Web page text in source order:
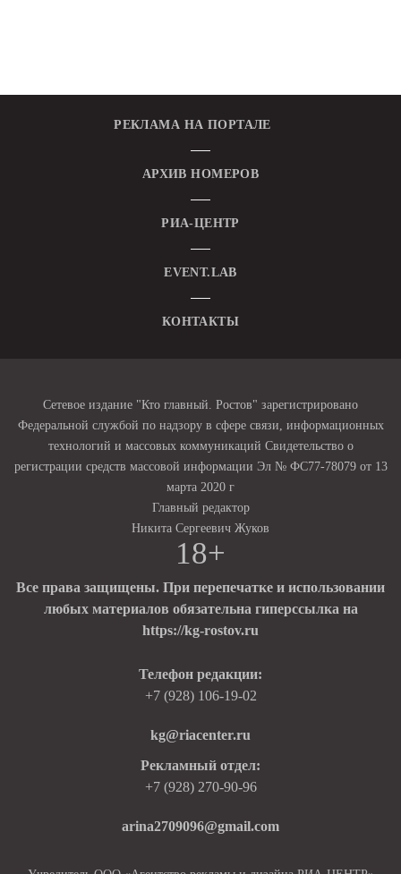
РЕКЛАМА НА ПОРТАЛЕ
АРХИВ НОМЕРОВ
РИА-ЦЕНТР
EVENT.LAB
КОНТАКТЫ
Сетевое издание "Кто главный. Ростов" зарегистрировано
Федеральной службой по надзору в сфере связи, информационных
технологий и массовых коммуникаций Свидетельство о
регистрации средств массовой информации Эл № ФС77-78079 от 13
марта 2020 г
Главный редактор
Никита Сергеевич Жуков
18+
Все права защищены. При перепечатке и использовании
любых материалов обязательна гиперссылка на
https://kg-rostov.ru
Телефон редакции:
+7 (928) 106-19-02
kg@riacenter.ru
Рекламный отдел:
+7 (928) 270-90-96
arina2709096@gmail.com